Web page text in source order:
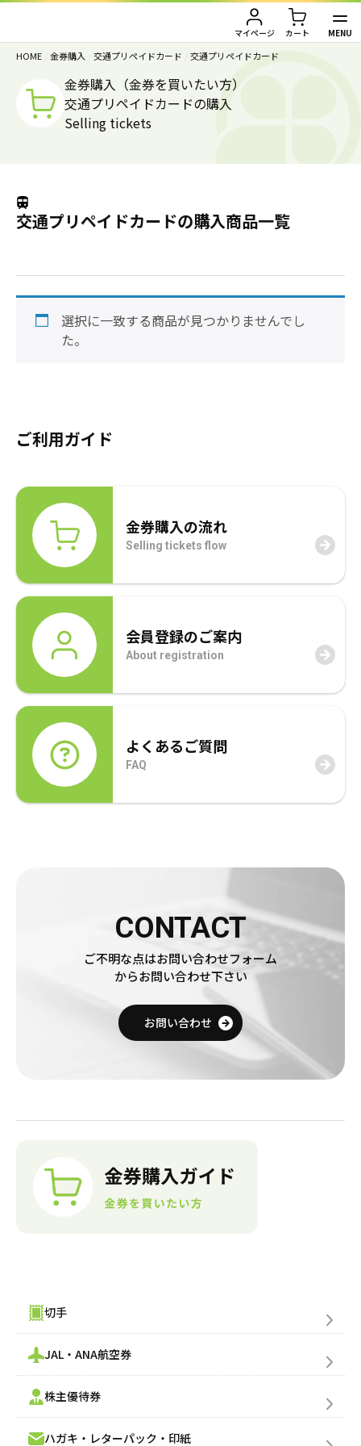
マイページ カート MENU
TOP
金券買取（金券を売りたい方）
切手
株主優待券
JAL・ANA航空券（株主優待券）
ビール券・清酒券
レジャーチケット
通信・テレカ
交通プリペイドカード
生活関連
図書カード・QUO（クオ）カード
旅行券
年賀状
切手
JAL・ANA航空券
株主優待券
ビール券
レジャーチケット
通信・テレカ
交通プリペイドカード
生活関連・お食事券
図書カード・QUO（クオ）カード
旅行券
年賀状
その他
お客様の声
会社情報
店舗情報
お知らせ
HOME 金券購入 交通プリペイドカード 交通プリペイドカード
金券購入（金券を買いたい方）
交通プリペイドカードの購入
Selling tickets
切手
JAL・ANA航空券
株主優待券
ハガキ・レターパック・印紙
交通プリペイドカードの購入商品一覧
選択に一致する商品が見つかりませんでし
た。
ご利用ガイド
金券購入の流れ
Selling tickets flow
会員登録のご案内
About registration
よくあるご質問
FAQ
CONTACT
ご不明な点はお問い合わせフォーム
からお問い合わせ下さい
お問い合わせ